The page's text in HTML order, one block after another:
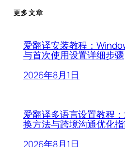
更多文章
爱翻译安装教程：
与首次使用设置详细步骤
2026年8月1日
爱翻译多语言设置教程
换方法与跨境沟通优化
2026年8月1日